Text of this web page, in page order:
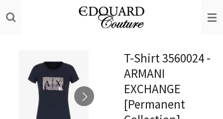
direct
T-Shirt 3560024 -
ARMANI
EXCHANGE
[Permanent